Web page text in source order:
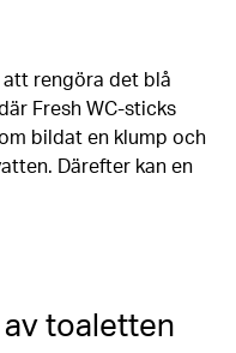
rengöra det blå
Fresh WC-sticks
bildat en klump och
Därefter kan en
toaletten